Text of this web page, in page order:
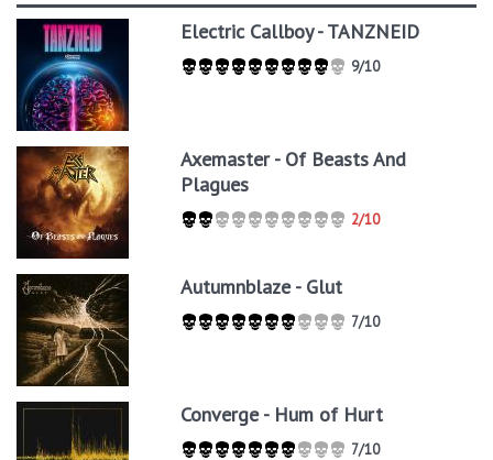
Electric Callboy - TANZNEID
9/10
Axemaster - Of Beasts And
Plagues
2/10
Autumnblaze - Glut
7/10
Converge - Hum of Hurt
7/10